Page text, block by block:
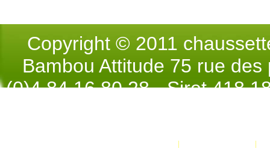
Copyright © 2011
Bambou Attitude 75 rue
(0)4.84.16.80.28 - Siret 418